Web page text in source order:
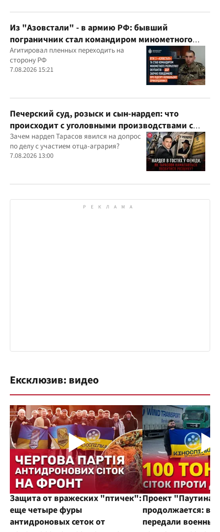
Из "Азовстали" - в армию РФ: бывший
пограничник стал командиром минометного
расчета оккупантов
Агитировал пленных переходить на
сторону РФ
7.08.2026 15:21
Печерский суд, розыск и сын-нардеп: что
происходит с уголовными производствами с
участием агробарона Тарасова?
Зачем нардеп Тарасов явился на допрос
по делу с участием отца-агрария?
7.08.2026 13:00
Ексклюзив: видео
Защита от вражеских "птичек":
еще четыре фуры
антидроновых сеток от
Проект "Паутина"
продолжается:
передали